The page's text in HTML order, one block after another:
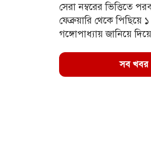
সেরা নম্বরের ভিত্তিতে
ফেব্রুয়ারি থেকে
গঙ্গোপাধ্যায় জানিয়ে
সব খবর